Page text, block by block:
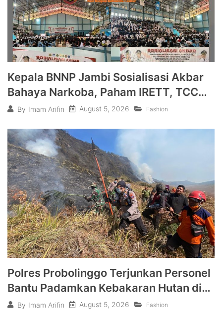
Kepala BNNP Jambi Sosialisasi Akbar
Bahaya Narkoba, Paham IRETT, TCC
dan Perundungan di Bungo
By Imam Arifin August 5, 2026 Fashion
Polres Probolinggo Terjunkan Personel
Bantu Padamkan Kebakaran Hutan di
Gunung Bromo
By Imam Arifin August 5, 2026 Fashion